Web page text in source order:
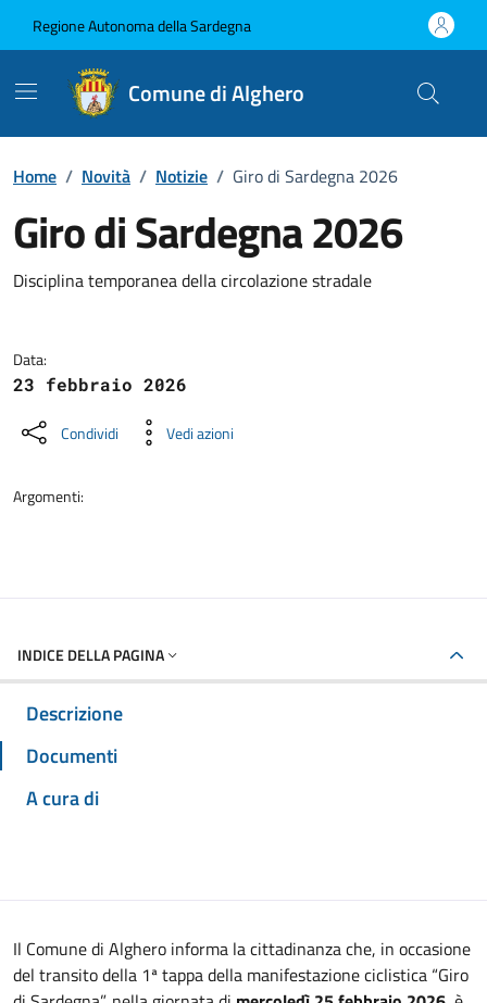
Regione Autonoma della Sardegna
Comune di Alghero
Home / Novità / Notizie / Giro di Sardegna 2026
Giro di Sardegna 2026
Dettagli della notizia
Disciplina temporanea della circolazione stradale
Data:
23 febbraio 2026
Condividi Vedi azioni
Argomenti:
INDICE DELLA PAGINA
Descrizione
Documenti
A cura di
Il Comune di Alghero informa la cittadinanza che, in occasione
del transito della 1ª tappa della manifestazione ciclistica “Giro